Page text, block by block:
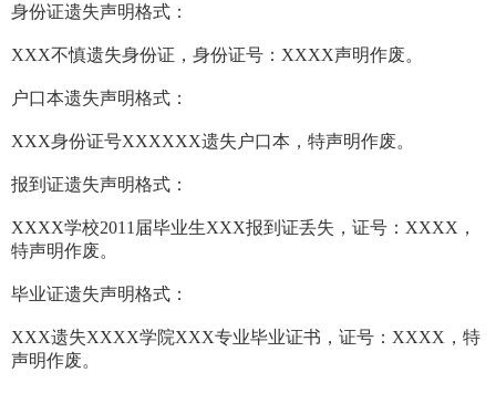
身份证遗失声明格式：
XXX不慎遗失身份证，身份证号：XXXX声明作废。
户口本遗失声明格式：
XXX身份证号XXXXXX遗失户口本，特声明作废。
报到证遗失声明格式：
XXXX学校2011届毕业生XXX报到证丢失，证号：XXXX，
特声明作废。
毕业证遗失声明格式：
XXX遗失XXXX学院XXX专业毕业证书，证号：XXXX，特
声明作废。